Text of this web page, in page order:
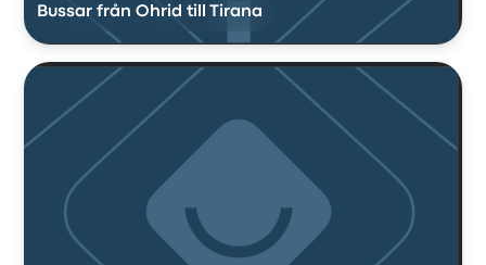
Bussar från Ohrid till Tirana